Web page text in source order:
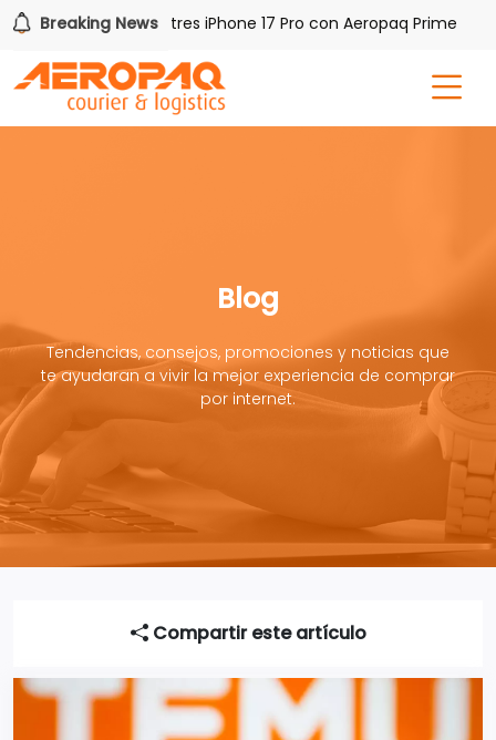
Breaking News
Gana uno de tres iPhone 17 Pro con Aeropaq Prime
Blog
Tendencias, consejos, promociones y noticias que
te ayudaran a vivir la mejor experiencia de comprar
por internet.
Compartir este artículo